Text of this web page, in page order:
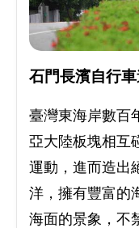
石門長濱自行
臺灣東海岸數百
亞大陸板塊相互
運動，進而造出
洋，擁有豐富的
海面的景象，不